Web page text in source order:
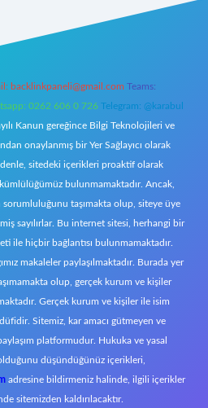
backlinkpaneli@gmail.com Teams:
0262 606 0 726 Telegram: @karabul
Kanun gereğince Bilgi Teknolojileri ve
onaylanmış bir Yer Sağlayıcı olarak
sitedeki içerikleri proaktif olarak
bulunmamaktadır. Ancak,
sorumluluğunu taşımakta olup, siteye üye
sayılırlar. Bu internet sitesi, herhangi bir
ile hiçbir bağlantısı bulunmamaktadır.
makaleler paylaşılmaktadır. Burada yer
olup, gerçek kurum ve kişiler
Gerçek kurum ve kişiler ile isim
Sitemiz, kar amacı gütmeyen ve
platformudur. Hukuka ve yasal
düşündüğünüz içerikleri,
adresine bildirmeniz halinde, ilgili içerikler
sitemizden kaldırılacaktır.